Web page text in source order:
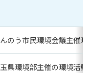
のう市民環境会議主催環
県環境部主催の環境活動